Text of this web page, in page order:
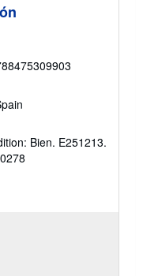
Bien. E251213.